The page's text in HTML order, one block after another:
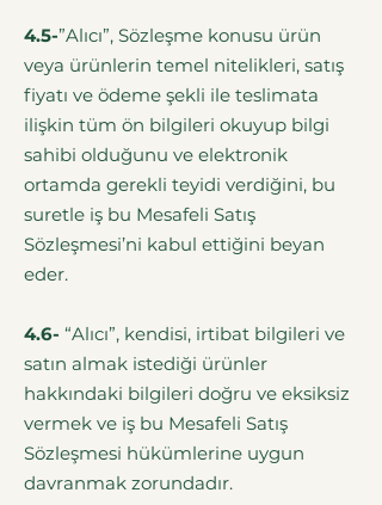
4.5-”Alıcı”, Sözleşme konusu ürün
veya ürünlerin temel nitelikleri, satış
fiyatı ve ödeme şekli ile teslimata
ilişkin tüm ön bilgileri okuyup bilgi
sahibi olduğunu ve elektronik
ortamda gerekli teyidi verdiğini, bu
suretle iş bu Mesafeli Satış
Sözleşmesi’ni kabul ettiğini beyan
eder.
4.6- “Alıcı”, kendisi, irtibat bilgileri ve
satın almak istediği ürünler
hakkındaki bilgileri doğru ve eksiksiz
vermek ve iş bu Mesafeli Satış
Sözleşmesi hükümlerine uygun
davranmak zorundadır.